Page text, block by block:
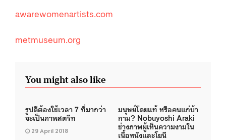
awarewomenartists.com
metmuseum.org
You might also like
รูปดีต้องใช้เวลา 7 ที่มากว่า
จะเป็นภาพสตรีท
29 April 2018
มนุษย์โดยแท้ หรือคนแก่บ้า
กาม? Nobuyoshi Araki
ช่างภาพผู้เห็นความงามใน
เนื้อหนังและโยนี